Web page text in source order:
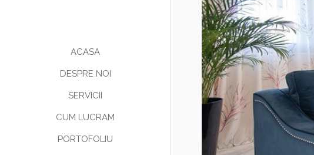
ACASA
DESPRE NOI
SERVICII
CUM LUCRAM
PORTOFOLIU